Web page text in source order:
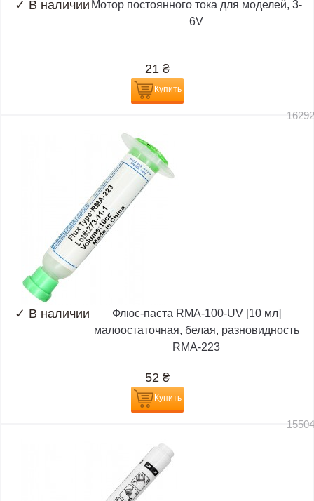
✓ В наличии Мотор постоянного тока для моделей, 3-
6V
21 ₴
Купить
✓ В наличии
Флюс-паста RMA-100-UV [10 мл]
малоостаточная, белая, разновидность
RMA-223
52 ₴
Купить